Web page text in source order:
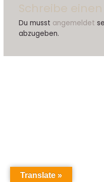
Schreibe
Du musst angemeldet
abzugeben.
Translate »